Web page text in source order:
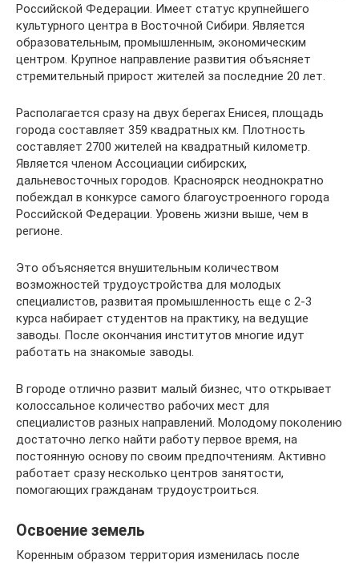
Российской Федерации. Имеет статус крупнейшего
культурного центра в Восточной Сибири. Является
образовательным, промышленным, экономическим
центром. Крупное направление развития объясняет
стремительный прирост жителей за последние 20 лет.
Располагается сразу на двух берегах Енисея, площадь
города составляет 359 квадратных км. Плотность
составляет 2700 жителей на квадратный километр.
Является членом Ассоциации сибирских,
дальневосточных городов. Красноярск неоднократно
побеждал в конкурсе самого благоустроенного города
Российской Федерации. Уровень жизни выше, чем в
регионе.
Это объясняется внушительным количеством
возможностей трудоустройства для молодых
специалистов, развитая промышленность еще с 2-3
курса набирает студентов на практику, на ведущие
заводы. После окончания институтов многие идут
работать на знакомые заводы.
В городе отлично развит малый бизнес, что открывает
колоссальное количество рабочих мест для
специалистов разных направлений. Молодому поколению
достаточно легко найти работу первое время, на
постоянную основу по своим предпочтениям. Активно
работает сразу несколько центров занятости,
помогающих гражданам трудоустроиться.
Освоение земель
Коренным образом территория изменилась после